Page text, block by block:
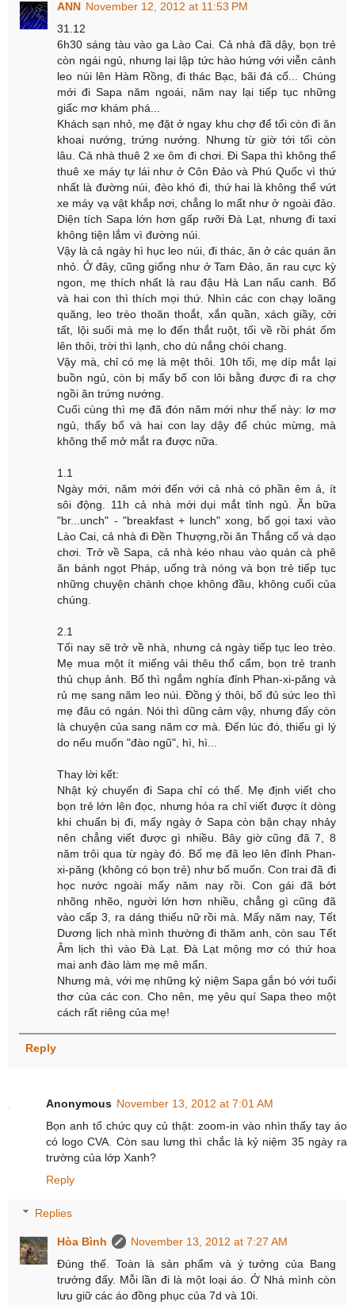
ANN November 12, 2012 at 11:53 PM
31.12
6h30 sáng tàu vào ga Lào Cai. Cả nhà đã dậy, bọn trẻ
còn ngái ngủ, nhưng lại lập tức hào hứng với viễn cảnh
leo núi lên Hàm Rồng, đi thác Bạc, bãi đá cổ... Chúng
mới đi Sapa năm ngoái, năm nay lại tiếp tục những
giấc mơ khám phá...
Khách sạn nhỏ, mẹ đặt ở ngay khu chợ để tối còn đi ăn
khoai nướng, trứng nướng. Nhưng từ giờ tới tối còn
lâu. Cả nhà thuê 2 xe ôm đi chơi. Đi Sapa thì không thể
thuê xe máy tự lái như ở Côn Đảo và Phú Quốc vì thứ
nhất là đường núi, đèo khó đi, thứ hai là không thể vứt
xe máy vạ vật khắp nơi, chẳng lo mất như ở ngoài đảo.
Diện tích Sapa lớn hơn gấp rưỡi Đà Lạt, nhưng đi taxi
không tiện lắm vì đường núi.
Vậy là cả ngày hì hục leo núi, đi thác, ăn ở các quán ăn
nhỏ. Ở đây, cũng giống như ở Tam Đảo, ăn rau cực kỳ
ngon, mẹ thích nhất là rau đậu Hà Lan nấu canh. Bố
và hai con thì thích mọi thứ. Nhìn các con chạy loăng
quăng, leo trèo thoăn thoắt, xắn quần, xách giầy, cởi
tất, lội suối mà mẹ lo đến thắt ruột, tối về rồi phát ốm
lên thôi, trời thì lạnh, cho dù nắng chói chang.
Vậy mà, chỉ có mẹ là mệt thôi. 10h tối, mẹ díp mắt lại
buồn ngủ, còn bị mấy bố con lôi bằng được đi ra chợ
ngồi ăn trứng nướng.
Cuối cùng thì mẹ đã đón năm mới như thế này: lơ mơ
ngủ, thấy bố và hai con lay dậy để chúc mừng, mà
không thể mở mắt ra được nữa.
1.1
Ngày mới, năm mới đến với cả nhà có phần êm ả, ít
sôi động. 11h cả nhà mới dụi mắt tỉnh ngủ. Ăn bữa
"br...unch" - "breakfast + lunch" xong, bố gọi taxi vào
Lào Cai, cả nhà đi Đền Thượng,rồi ăn Thắng cố và dạo
chơi. Trở về Sapa, cả nhà kéo nhau vào quán cà phê
ăn bánh ngọt Pháp, uống trà nóng và bọn trẻ tiếp tục
những chuyện chành chọe không đầu, không cuối của
chúng.
2.1
Tối nay sẽ trở về nhà, nhưng cả ngày tiếp tục leo trèo.
Mẹ mua một ít miếng vải thêu thổ cẩm, bọn trẻ tranh
thủ chụp ảnh. Bố thì ngắm nghía đỉnh Phan-xi-păng và
rủ mẹ sang năm leo núi. Đồng ý thôi, bố đủ sức leo thì
mẹ đâu có ngán. Nói thì dũng cảm vậy, nhưng đấy còn
là chuyện của sang năm cơ mà. Đến lúc đó, thiếu gì lý
do nếu muốn "đào ngũ", hì, hì...
Thay lời kết:
Nhật ký chuyến đi Sapa chỉ có thế. Mẹ định viết cho
bọn trẻ lớn lên đọc, nhưng hóa ra chỉ viết được ít dòng
khi chuẩn bị đi, mấy ngày ở Sapa còn bận chạy nhảy
nên chẳng viết được gì nhiều. Bây giờ cũng đã 7, 8
năm trôi qua từ ngày đó. Bố mẹ đã leo lên đỉnh Phan-
xi-păng (không có bọn trẻ) như bố muốn. Con trai đã đi
học nước ngoài mấy năm nay rồi. Con gái đã bớt
nhõng nhẽo, người lớn hơn nhiều, chẳng gì cũng đã
vào cấp 3, ra dáng thiếu nữ rồi mà. Mấy năm nay, Tết
Dương lịch nhà mình thường đi thăm anh, còn sau Tết
Âm lịch thì vào Đà Lạt. Đà Lạt mộng mơ có thứ hoa
mai anh đào làm mẹ mê mẩn.
Nhưng mà, với mẹ những kỷ niệm Sapa gắn bó với tuổi
thơ của các con. Cho nên, mẹ yêu quí Sapa theo một
cách rất riêng của mẹ!
Reply
Anonymous November 13, 2012 at 7:01 AM
Bọn anh tổ chức quy củ thật: zoom-in vào nhìn thấy tay áo
có logo CVA. Còn sau lưng thì chắc là kỷ niệm 35 ngày ra
trường của lớp Xanh?
Reply
Replies
Hòa Bình
November 13, 2012 at 7:27 AM
Đúng thế. Toàn là sản phẩm và ý tưởng của Bang
trưởng đấy. Mỗi lần đi là một loại áo. Ở Nhà mình còn
lưu giữ các áo đồng phục của 7d và 10i.